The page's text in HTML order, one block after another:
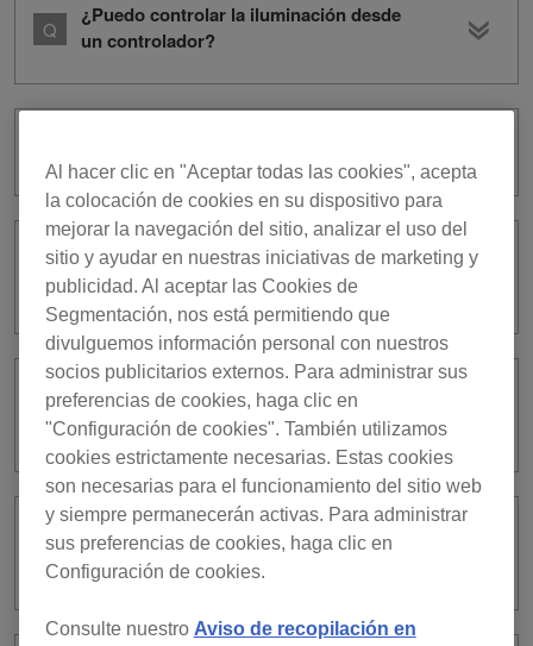
¿Puedo controlar la iluminación desde
un controlador?
¿Ofrecen descuentos para
estudiantes?
¿Cómo se utiliza la función de
iluminación?
Ya tengo una suscripción a un plan de
rekordbox. ¿Puedo usar el cupón?
Al hacer clic en "Aceptar todas las cookies", acepta
la colocación de cookies en su dispositivo para
mejorar la navegación del sitio, analizar el uso del
sitio y ayudar en nuestras iniciativas de marketing y
publicidad. Al aceptar las Cookies de
Segmentación, nos está permitiendo que
divulguemos información personal con nuestros
socios publicitarios externos. Para administrar sus
preferencias de cookies, haga clic en
"Configuración de cookies". También utilizamos
cookies estrictamente necesarias. Estas cookies
son necesarias para el funcionamiento del sitio web
y siempre permanecerán activas. Para administrar
sus preferencias de cookies, haga clic en
Configuración de cookies.
Consulte nuestro Aviso de recopilación en